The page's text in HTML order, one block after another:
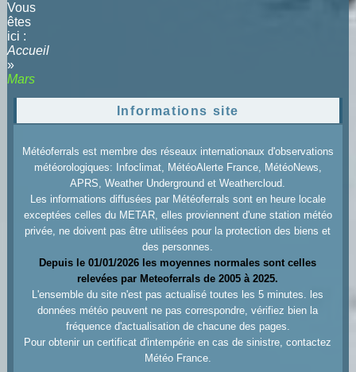
Vous
êtes
ici :
Accueil
»
Mars
Informations site
Météoferrals est membre des réseaux internationaux d'observations
météorologiques: Infoclimat, MétéoAlerte France, MétéoNews,
APRS, Weather Underground et Weathercloud.
Les informations diffusées par Météoferrals sont en heure locale
exceptées celles du METAR, elles proviennent d'une station météo
privée, ne doivent pas être utilisées pour la protection des biens et
des personnes.
Depuis le 01/01/2026 les moyennes normales sont celles
relevées par Meteoferrals de 2005 à 2025.
L'ensemble du site n'est pas actualisé toutes les 5 minutes. les
données météo peuvent ne pas correspondre, vérifiez bien la
fréquence d'actualisation de chacune des pages.
Pour obtenir un certificat d'intempérie en cas de sinistre, contactez
Météo France.